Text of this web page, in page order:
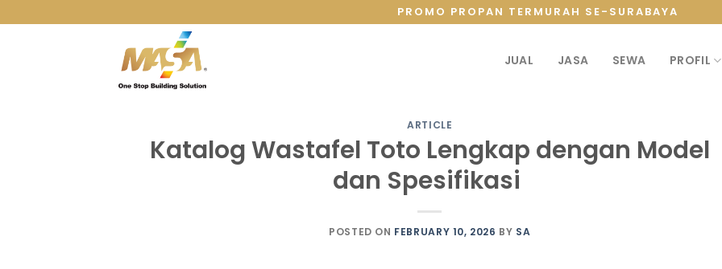
PROMO PROPAN TERMURAH SE-SURABAYA
JUAL JASA SEWA PROFIL
ARTICLE
Katalog Wastafel Toto Lengkap dengan Model
dan Spesifikasi
POSTED ON FEBRUARY 10, 2026 BY SA